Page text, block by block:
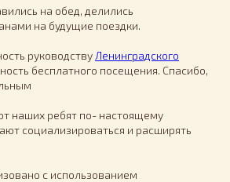
на обед, делились
на будущие поездки.
руководству Ленинградского
бесплатного посещения. Спасибо,
наших ребят по- настоящему
социализироваться и расширять
с использованием